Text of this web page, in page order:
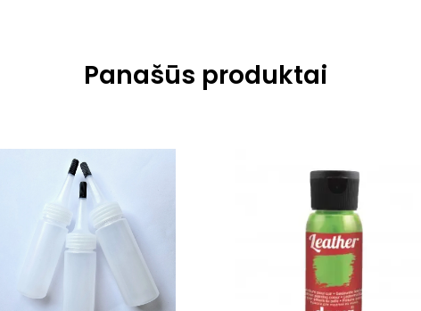
Panašūs produktai